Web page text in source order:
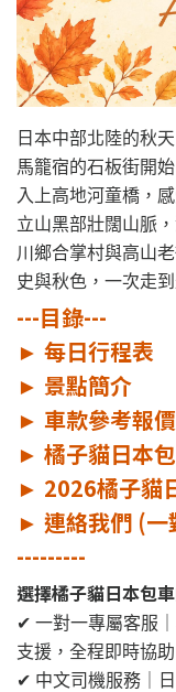
日本中部北陸的秋
馬籠宿的石板街開
入上高地河童橋，
立山黑部壯闊山脈
川鄉合掌村與高山
史與秋色，一次走
---目錄---
► 每日行程表
► 景點簡介
► 車款參考報
► 橘子貓日本
► 2026橘子貓
► 連絡我們 (一
---------
選擇橘子貓日本包
✔ 一對一專屬客服
支援，全程即時協助
✔ 中文司機服務｜